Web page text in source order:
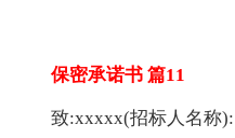
保密承诺书 篇11
致:xxxxx(招标人名称):